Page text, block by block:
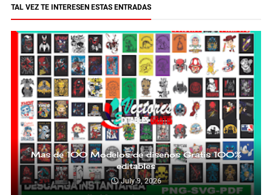
TAL VEZ TE INTERESEN ESTAS ENTRADAS
Mas de 100 Modelos de diseños Gratis 100%
editables
July 9, 2026